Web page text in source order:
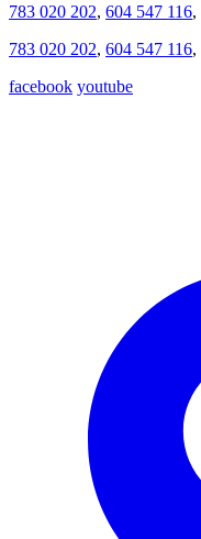
783 020 202, 604 547 116,
783 020 202, 604 547 116,
facebook youtube